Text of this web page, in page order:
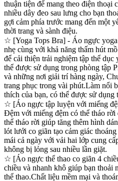
thuận tiện để mang theo điện thoại
nhiều dây đeo sau lưng cho bạn
gợi cảm phía trước mang đến một
thời trang và sành điệu.
☆ [Yoga Tops Bra] - Áo ngực yoga
nhẹ cùng với khả năng thấm hút
để cải thiện trải nghiệm tập thể
thể được sử dụng trong phòng tập
và những nơi giải trí hàng ngày,
trang phục trong vài phút.Làm nổi
thích của bạn, có thể được sử dụng
☆ [Áo ngực tập luyện với miếng
Đệm với miếng đệm có thể tháo
thể tháo rời giúp tăng thêm hình
lót lưới co giãn tạo cảm giác
mái cả ngày với vải hai lớp cung
không bị lỏng sau nhiều lần giặt.
☆ [Áo ngực thể thao co giãn 4
chiều và nhanh khô giúp bạn thoải
thể thao.Chất liệu mềm mại và